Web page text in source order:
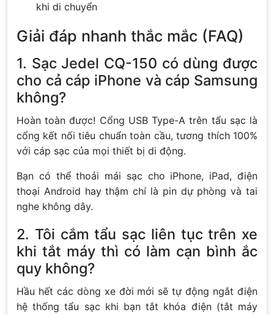
khi di chuyển
Giải đáp nhanh thắc mắc (FAQ)
1. Sạc Jedel CQ-150 có dùng được
cho cả cáp iPhone và cáp Samsung
không?
Hoàn toàn được! Cổng USB Type-A trên tẩu sạc là
cổng kết nối tiêu chuẩn toàn cầu, tương thích 100%
với cáp sạc của mọi thiết bị di động.
Bạn có thể thoải mái sạc cho iPhone, iPad, điện
thoại Android hay thậm chí là pin dự phòng và tai
nghe không dây.
2. Tôi cắm tẩu sạc liên tục trên xe
khi tắt máy thì có làm cạn bình ắc
quy không?
Hầu hết các dòng xe đời mới sẽ tự động ngắt điện
hệ thống tẩu sạc khi bạn tắt khóa điện (tắt máy